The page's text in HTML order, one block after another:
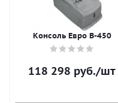
Консоль Евро В-450
118 298 руб./шт